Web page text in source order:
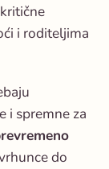
i roditeljima
i spremne za
do